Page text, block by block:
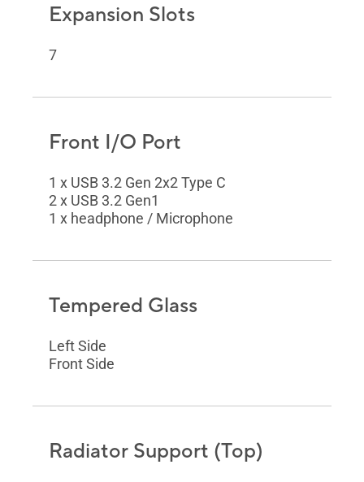
Expansion Slots
7
Front I/O Port
1 x USB 3.2 Gen 2x2 Type C
2 x USB 3.2 Gen1
1 x headphone / Microphone
Tempered Glass
Left Side
Front Side
Radiator Support (Top)